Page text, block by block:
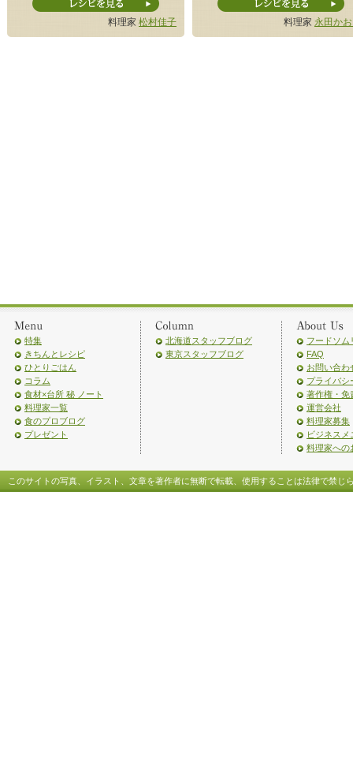
料理家 松村佳子 料理家 永田か
特集
きちんとレシピ
ひとりごはん
コラム
食材×台所 秘 ノート
料理家一覧
食のプロブログ
プレゼント
北海道スタッフブログ
東京スタッフブログ
フードソム
FAQ
お問い合わ
プライバシ
著作権・免
運営会社
料理家募集
ビジネスメ
料理家への
このサイトの写真、イラスト、文章を著作者に無断で転載、使用することは法律で禁じ